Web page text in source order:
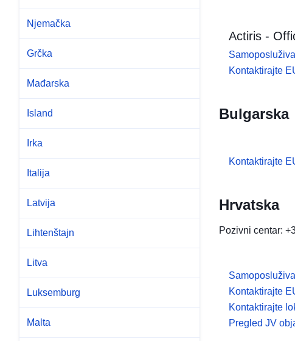
Njemačka
Grčka
Mađarska
Island
Irka
Italija
Latvija
Lihtenštajn
Litva
Luksemburg
Malta
Actiris -
Kontaktirajte
Bulgarska
Kontaktirajte
Hrvatska
Pozivni centar:
Kontaktirajte
Kontaktirajte
Pregled JV